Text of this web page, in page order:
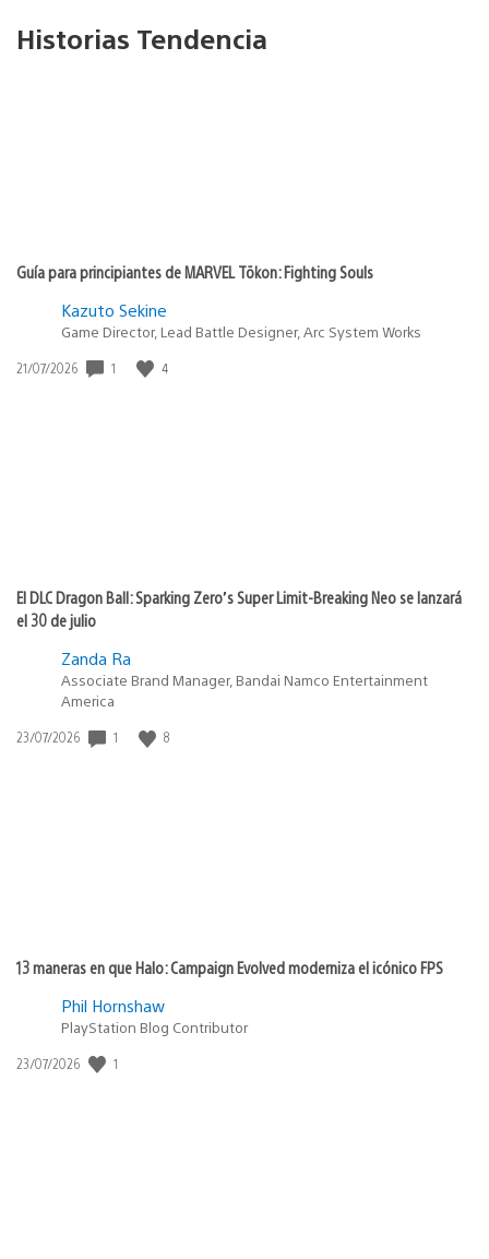
Historias Tendencia
Guía para principiantes de MARVEL Tōkon: Fighting Souls
Kazuto Sekine
Game Director, Lead Battle Designer, Arc System Works
Fecha
21/07/2026 1 4
El DLC Dragon Ball: Sparking Zero’s Super Limit-Breaking Neo se lanzará
el 30 de julio
Zanda Ra
Associate Brand Manager, Bandai Namco Entertainment
America
Fecha
23/07/2026 1 8
13 maneras en que Halo: Campaign Evolved moderniza el icónico FPS
Phil Hornshaw
PlayStation Blog Contributor
Fecha
23/07/2026 1